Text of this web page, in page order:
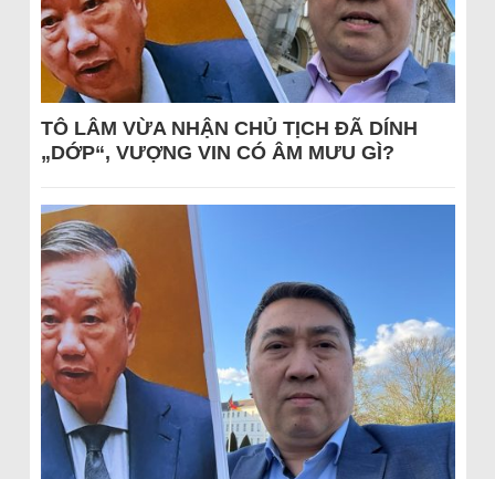
TÔ LÂM VỪA NHẬN CHỦ TỊCH ĐÃ DÍNH
„DỚP“, VƯỢNG VIN CÓ ÂM MƯU GÌ?